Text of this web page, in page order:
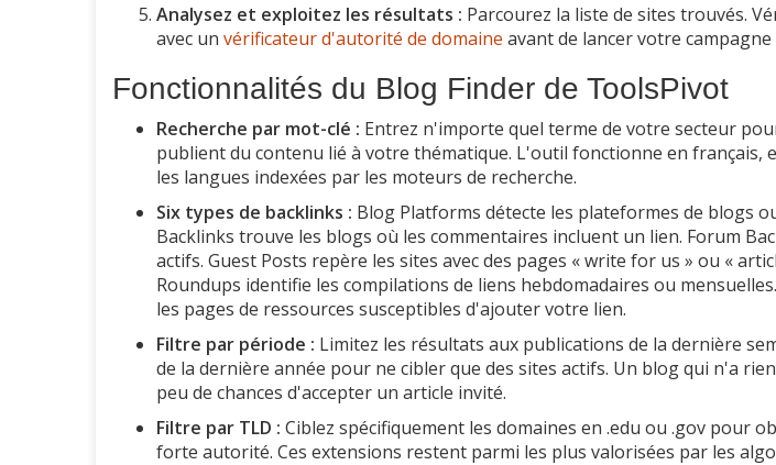
Analysez et exploitez les résultats : Parcourez la liste de sites trouvés.
avec un vérificateur d'autorité de domaine avant de lancer votre
Fonctionnalités du Blog Finder de ToolsPivot
Recherche par mot-clé : Entrez n'importe quel terme de votre secteur
publient du contenu lié à votre thématique. L'outil fonctionne en français,
les langues indexées par les moteurs de recherche.
Six types de backlinks : Blog Platforms détecte les plateformes de blogs
Backlinks trouve les blogs où les commentaires incluent un lien. Forum
actifs. Guest Posts repère les sites avec des pages « write for us » ou «
Roundups identifie les compilations de liens hebdomadaires ou
les pages de ressources susceptibles d'ajouter votre lien.
Filtre par période : Limitez les résultats aux publications de la dernière
de la dernière année pour ne cibler que des sites actifs. Un blog qui n'a
peu de chances d'accepter un article invité.
Filtre par TLD : Ciblez spécifiquement les domaines en .edu ou .gov pour
forte autorité. Ces extensions restent parmi les plus valorisées par les